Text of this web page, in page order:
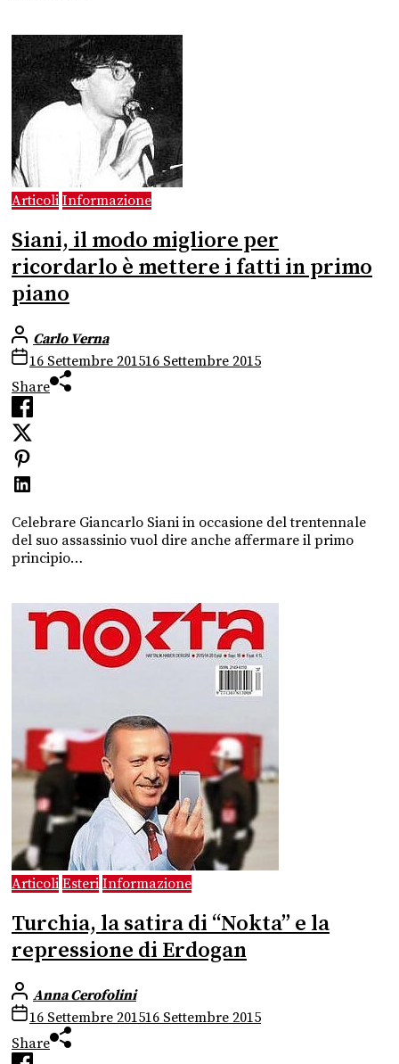
Articoli Informazione
Siani, il modo migliore per
ricordarlo è mettere i fatti in primo
piano
Carlo Verna
16 Settembre 201516 Settembre 2015
Share
Celebrare Giancarlo Siani in occasione del trentennale
del suo assassinio vuol dire anche affermare il primo
principio…
Articoli Esteri Informazione
Turchia, la satira di “Nokta” e la
repressione di Erdogan
Anna Cerofolini
16 Settembre 201516 Settembre 2015
Share